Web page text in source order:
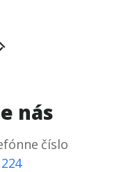
nás
číslo